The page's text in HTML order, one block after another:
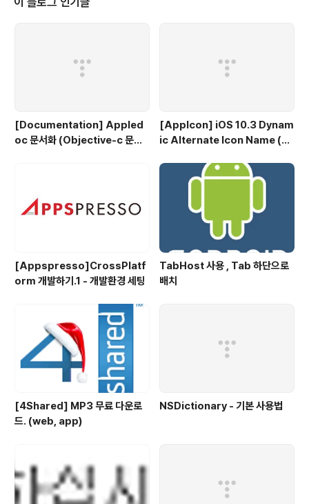
[Documentation] Appled
oc 문서화 (Objective-c 문서
[AppIcon] iOS 10.3 Dynam
ic Alternate Icon Name (동
[Appspresso]CrossPlatf
orm 개발하기.1 - 개발환경 세팅
TabHost 사용 , Tab 하단으로
배치
[4Shared] MP3 무료 다운로
드. (web, app)
NSDictionary - 기본 사용법